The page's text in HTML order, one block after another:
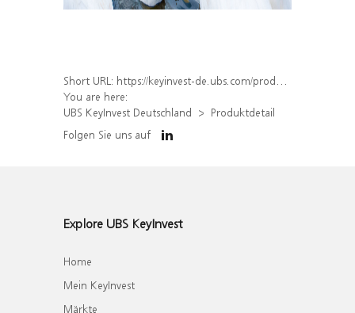
Short URL: https://keyinvest-de.ubs.com/produkt/detail/index/isin/DE000WA71TR4
You are here:
UBS KeyInvest Deutschland
Produktdetail
Folgen Sie uns auf
Explore UBS KeyInvest
Home
Mein KeyInvest
Märkte